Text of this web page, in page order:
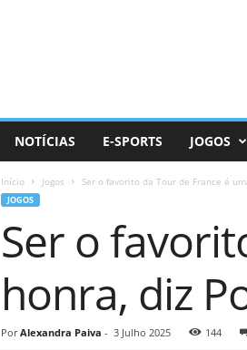
NOTÍCIAS E-SPORTS JOGOS
Início Jogos Ser o favorito da Tour de France é
JOGOS
Ser o
honra, diz
Por Alexandra Paiva - 3 Julho 2025 144